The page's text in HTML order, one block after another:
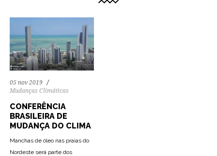
05 nov 2019
Mudanças Climáticas
CONFERÊNCIA
BRASILEIRA DE
MUDANÇA DO CLIMA
Manchas de óleo nas praias do
Nordeste será parte dos